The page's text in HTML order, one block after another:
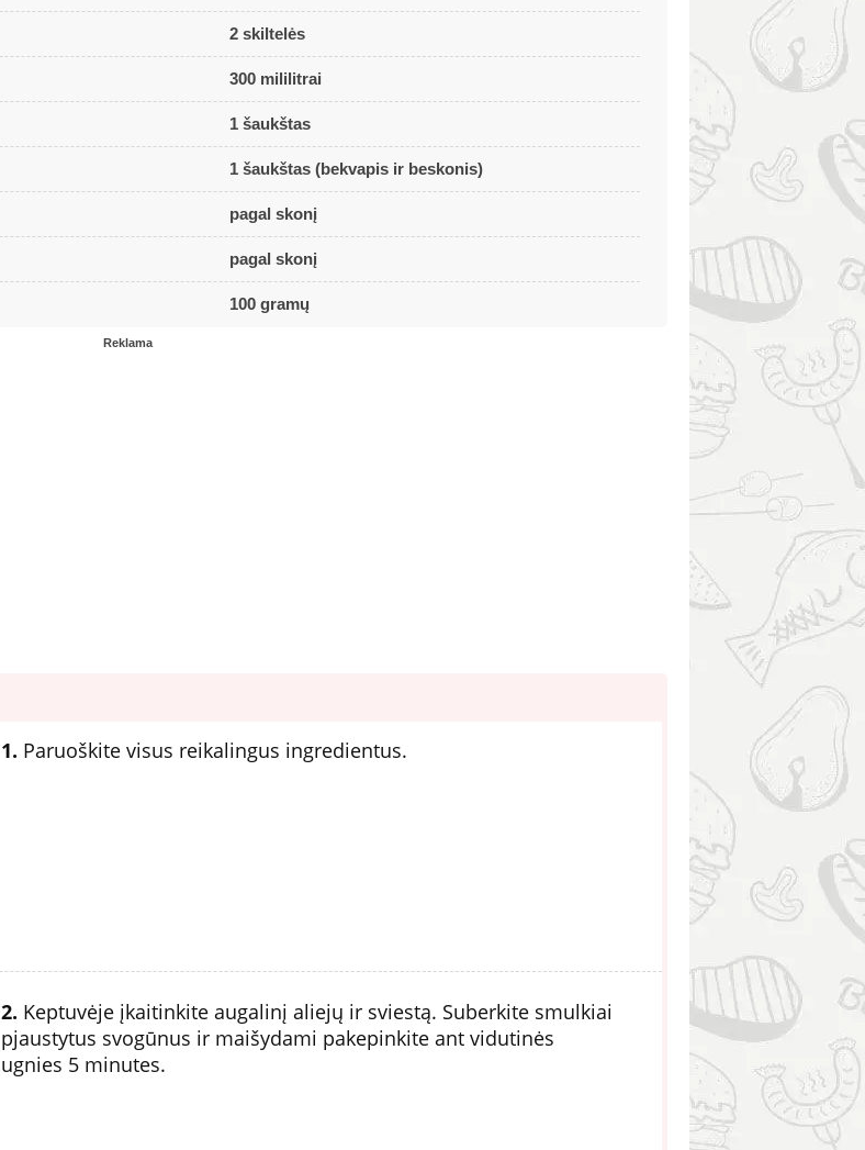
2 skiltelės
300 mililitrai
1 šaukštas
1 šaukštas (bekvapis ir beskonis)
pagal skonį
pagal skonį
100 gramų
Reklama
1. Paruoškite visus reikalingus ingredientus.
2. Keptuvėje įkaitinkite augalinį aliejų ir sviestą. Suberkite smulkiai
pjaustytus svogūnus ir maišydami pakepinkite ant vidutinės
ugnies 5 minutes.